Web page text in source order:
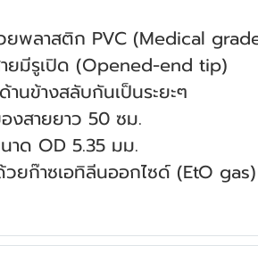
พลาสติก PVC (Medical
ยมีรูเปิด (Opened-end tip)
านข้างสลับกันเป็นระยะๆ
งสายยาว 50 ซม.
าด OD 5.35 มม.
วยก๊าซเอทิลีนออกไซด์ (EtO gas)